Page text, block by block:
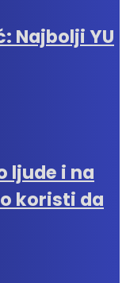
Najbolji YU
ljude i na
koristi da